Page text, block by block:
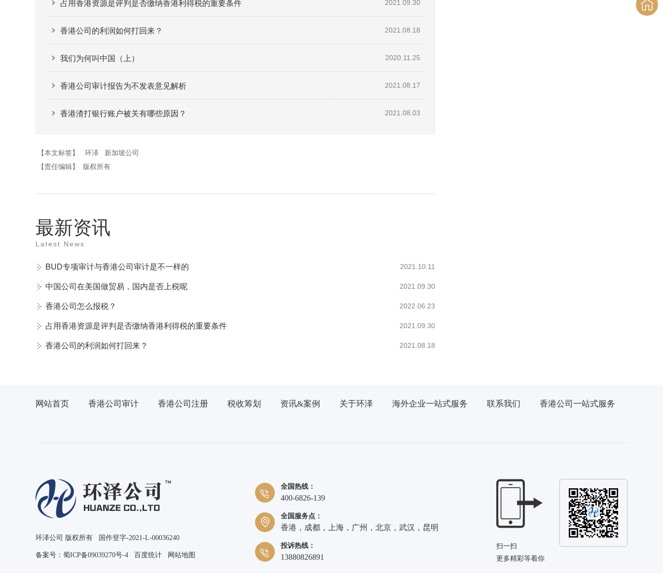
占用香港资源是评判是否缴纳香港利得税的重要条件 2021.09.30
香港公司的利润如何打回来？ 2021.08.18
我们为何叫中国（上） 2020.11.25
香港公司审计报告为不发表意见解析 2021.08.17
香港渣打银行账户被关有哪些原因？ 2021.08.03
【本文标签】 环泽
新加坡公司
【责任编辑】
版权所有
最新资讯
Latest News
BUD专项审计与香港公司审计是不一样的 2021.10.11
中国公司在美国做贸易，国内是否上税呢 2021.09.30
香港公司怎么报税？ 2022.06.23
占用香港资源是评判是否缴纳香港利得税的重要条件 2021.09.30
香港公司的利润如何打回来？ 2021.08.18
网站首页 香港公司审计 香港公司注册 税收筹划 资讯&案例 关于环泽 海外企业一站式服务 联系我们 香港公司一站式服务
环泽公司 版权所有 国作登字-2021-L-00036240
备案号： 蜀ICP备09039270号-4 百度统计 网站地图
全国热线：
400-6826-139
全国服务点：
香港，成都，上海，广州，北京，武汉，昆明
投诉热线：
13880826891
扫一扫
更多精彩等着你